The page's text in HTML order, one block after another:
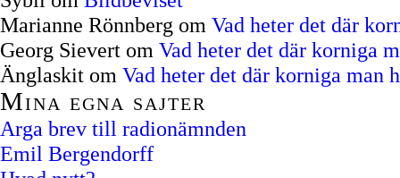
Marianne Rönnberg om Vad heter det där
Georg Sievert om Vad heter det där korniga
Änglaskit om Vad heter det där korniga man
Mina egna sajter
Arga brev till radionämnden
Emil Bergendorff